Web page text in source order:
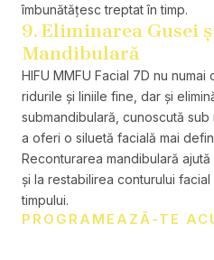
îmbunătățesc treptat în timp.
9. Eliminarea Gusei
Mandibulară
HIFU MMFU Facial 7D nu
ridurile și liniile fine, dar și
submandibulară, cunoscută sub
a oferi o siluetă facială mai
Reconturarea mandibulară
și la restabilirea conturului
timpului.
PROGRAMEAZĂ-TE